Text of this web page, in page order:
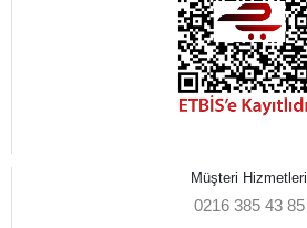
Müşteri Hizmetleri
0216 385 43 85